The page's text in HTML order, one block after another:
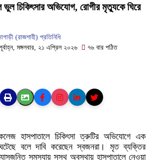
বাংলাদেশের আকাশে রহস্যময় আলোর ঝলকানি ঘিরে
ফরিদপুরে ট্রিপল মার্ডারঃ ১০ ঘণ্টায় গ্রেফতার
ভুল চিকিৎসার অভিযোগ, রোগীর মৃত্যুকে ঘিরে
(রাজশাহী) প্রতিনিধি
মঙ্গলবার, ২১ এপ্রিল ২০২৬
৭৬ বার পঠিত
হাসপাতালে চিকিৎসা ত্রুটির অভিযোগে এক
বলে দাবি করেছেন স্বজনরা। মৃত ব্যক্তির
সমস্যায় সুস্থ অবস্থায় হাসপাতালে নেওয়া